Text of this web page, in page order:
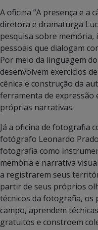
A oficina “A presença e a
diretora e dramaturga
pesquisa sobre memória,
pessoais que dialogam
Por meio da linguagem
desenvolvem exercícios
cênica e construção da
ferramenta de expressão
próprias narrativas.
Já a oficina de fotografia
fotógrafo Leonardo
fotografia como
memória e narrativa
a registrarem seus
partir de seus próprios
técnicos da fotografia, os
campo, aprendem
gratuitos e constroem